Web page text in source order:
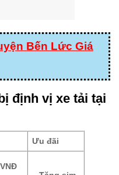
Bến Lức Giá
định vị xe tải tại
Ưu đãi